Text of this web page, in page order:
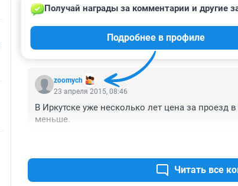
23 апреля 2015, 10:29
Когда уже будет только муниципальный
комерсантов. Не можешь, уходи, в чем
zoomych
Получай награды за комментарии и другие
Подробнее в профиле
23 апреля 2015, 08:46
В Иркутске уже несколько лет цена за проезд
меньше.
Читать все